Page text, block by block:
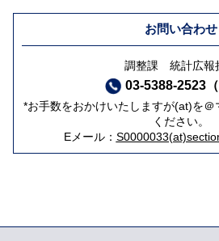
お問い合わせ
調整課 統計広報
03-5388-2523（
*お手数をおかけいたしますが(at)を
ください。
Eメール：